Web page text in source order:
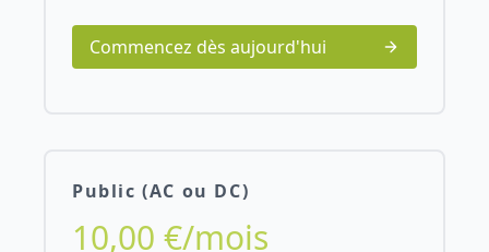
Commencez dès aujourd'hui
Public (AC ou DC)
10,00 €/mois